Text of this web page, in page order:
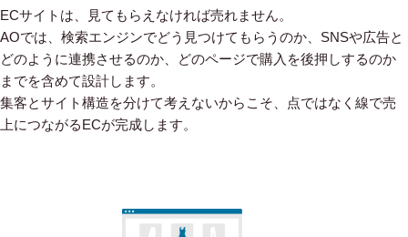
ECサイトは、見てもらえなければ売れません。
AOでは、検索エンジンでどう見つけてもらうのか、SNSや広告と
どのように連携させるのか、どのページで購入を後押しするのか
までを含めて設計します。
集客とサイト構造を分けて考えないからこそ、点ではなく線で売
上につながるECが完成します。